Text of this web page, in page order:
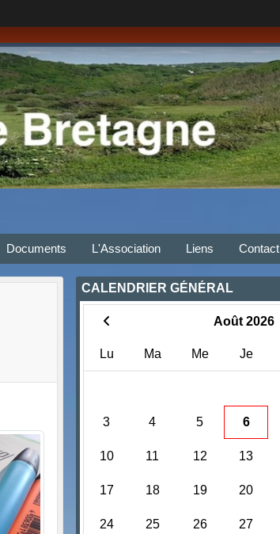
Documents L'Association Liens Contact
CALENDRIER GÉNÉRAL
Août 2026
Lu Ma Me Je
3 4 5 6
10 11 12 13
17 18 19 20
24 25 26 27